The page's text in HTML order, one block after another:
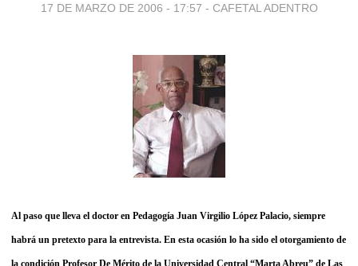
17 DE MARZO DE 2006 - 17:57 - CAFETAL ADENTRO
Al paso que lleva el doctor en Pedagogía Juan Virgilio López Palacio, siempre
habrá un pretexto para la entrevista. En esta ocasión lo ha sido el otorgamiento de
la condición Profesor De Mérito de la Universidad Central “Marta Abreu” de Las